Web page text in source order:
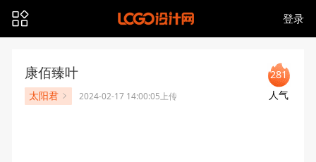
登录
康佰臻叶
太阳君 2024-02-17 14:00:05上传
281
人气